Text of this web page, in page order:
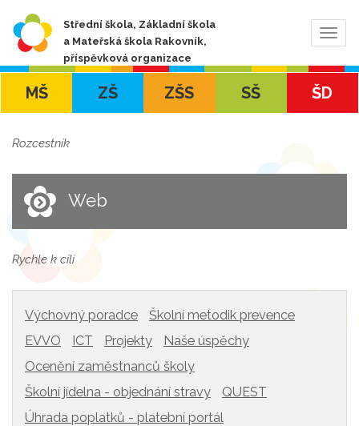
Střední škola, Základní škola
a Mateřská škola Rakovník,
příspěvková organizace
MŠ ZŠ ZŠS SŠ ŠD
Rozcestník
Web
Rychle k cíli
Výchovný poradce
Školní metodik prevence
EVVO
ICT Projekty
Naše úspěchy
Ocenění zaměstnanců školy
Školní jídelna - objednání stravy
QUEST
Úhrada poplatků - platební portál